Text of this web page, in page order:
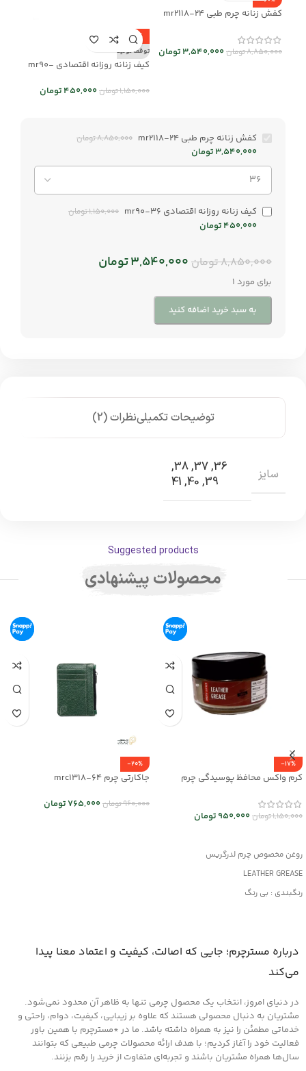
کفش زنانه چرم طبی mr2118-24
8,850,000تومان3,540,000تومان
-61%
توقف تولید
کیف زنانه روزانه اقتصادی mr90-
1,150,000تومان450,000تومان
کفش زنانه چرم طبی mr2118-24 8,850,000تومان
3,540,000تومان
کیف زنانه روزانه اقتصادی mr90-36 1,150,000تومان
450,000تومان
8,850,000تومان 3,540,000تومان
برای مورد 1
به سبد خرید اضافه کنید
توضیحات تکمیلینظرات (2)
سایز 36
,
37
,
38
,
39
,
40
,
41
Suggested products
محصولات پیشنهادی
-17%
کرم واکس محافظ پوسیدگی چرم
1,150,000تومان950,000تومان
روغن مخصوص چرم لدرگریس
LEATHER GREASE
رنگبندی : بی رنگ
-20%
جاکارتی چرم mrc1318-64
960,000تومان765,000تومان
درباره مسترچرم؛ جایی که اصالت، کیفیت و اعتماد معنا پیدا
می‌کند
در دنیای امروز، انتخاب یک محصول چرمی تنها به ظاهر آن محدود نمی‌شود.
مشتریان به دنبال محصولی هستند که علاوه بر زیبایی، کیفیت، دوام، راحتی و
خدماتی مطمئن را نیز به همراه داشته باشد. ما در *مسترچرم با همین باور
فعالیت خود را آغاز کردیم؛ با هدف ارائه محصولات چرمی طبیعی که بتوانند
سال‌ها همراه مشتریان باشند و تجربه‌ای متفاوت از خرید را رقم بزنند.